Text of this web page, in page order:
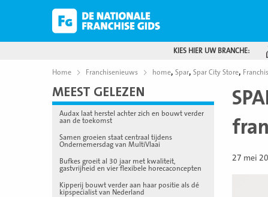
KIES HIER UW BRANCHE:
Home Franchisenieuws home, Spar, Spar City Store,
MEEST GELEZEN
Audax laat herstel achter zich en bouwt verder
aan de toekomst
Samen groeien staat centraal tijdens
Ondernemersdag van MultiVlaai
Bufkes groeit al 30 jaar met kwaliteit,
gastvrijheid en vier flexibele horecaconcepten
Kipperij bouwt verder aan haar positie als dé
kipspecialist van Nederland
27 mei